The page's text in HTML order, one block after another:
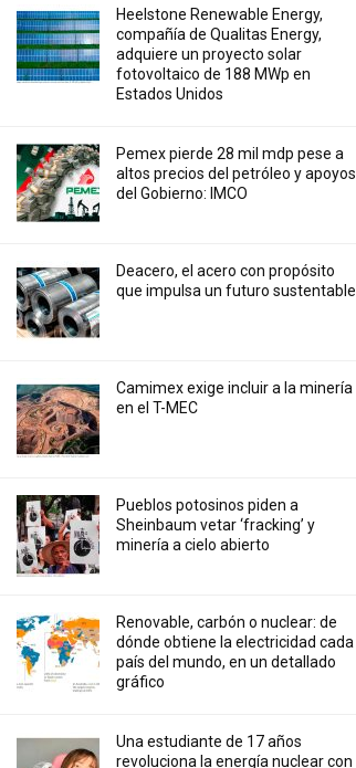
Heelstone Renewable Energy,
compañía de Qualitas Energy,
adquiere un proyecto solar
fotovoltaico de 188 MWp en
Estados Unidos
Pemex pierde 28 mil mdp pese a
altos precios del petróleo y apoyos
del Gobierno: IMCO
Deacero, el acero con propósito
que impulsa un futuro sustentable
Camimex exige incluir a la minería
en el T-MEC
Pueblos potosinos piden a
Sheinbaum vetar ‘fracking’ y
minería a cielo abierto
Renovable, carbón o nuclear: de
dónde obtiene la electricidad cada
país del mundo, en un detallado
gráfico
Una estudiante de 17 años
revoluciona la energía nuclear con